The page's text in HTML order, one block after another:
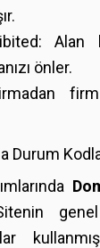
önler.
Durum